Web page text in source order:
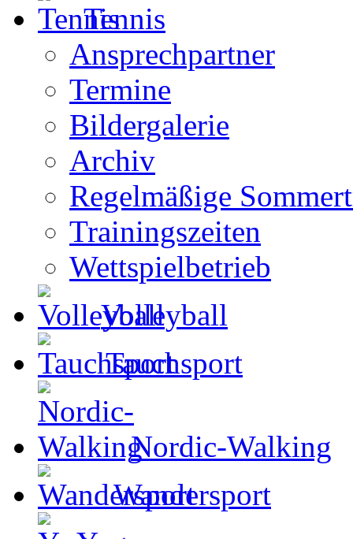
Tennis
Ansprechpartner
Termine
Bildergalerie
Archiv
Regelmäßige
Trainingszeiten
Wettspielbetrieb
Volleyball
Tauchsport
Nordic-Walking
Wandersport